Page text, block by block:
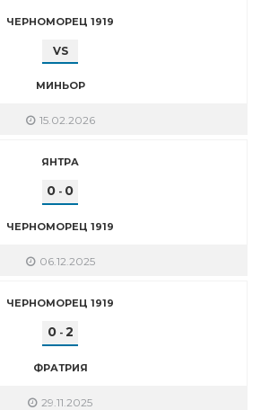
ЧЕРНОМОРЕЦ 1919
VS
МИНЬОР
15.02.2026
ЯНТРА
0 - 0
ЧЕРНОМОРЕЦ 1919
06.12.2025
ЧЕРНОМОРЕЦ 1919
0- 2
ФРАТРИЯ
29.11.2025